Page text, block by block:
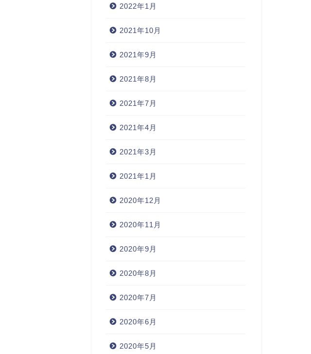
2022年1月
2021年10月
2021年9月
2021年8月
2021年7月
2021年4月
2021年3月
2021年1月
2020年12月
2020年11月
2020年9月
2020年8月
2020年7月
2020年6月
2020年5月